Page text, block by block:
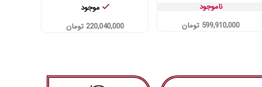
ناموجود
599,910,000 تومان
موجود
220,040,000 تومان